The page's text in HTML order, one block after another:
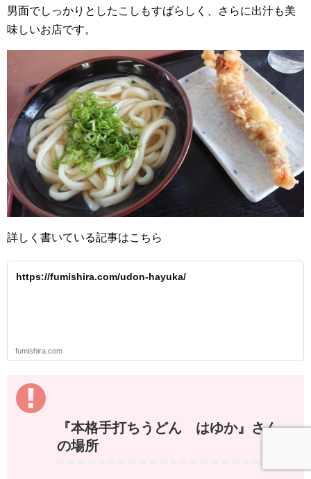
男面でしっかりとしたこしもすばらしく、さらに出汁も美
味しいお店です。
詳しく書いている記事はこちら
https://fumishira.com/udon-hayuka/
fumishira.com
『本格手打ちうどん はゆか』さん
の場所